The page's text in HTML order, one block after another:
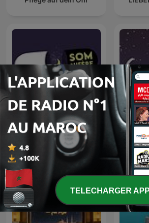
Somnifère, le podcast
pour s'endormir
TELECHARGER APP